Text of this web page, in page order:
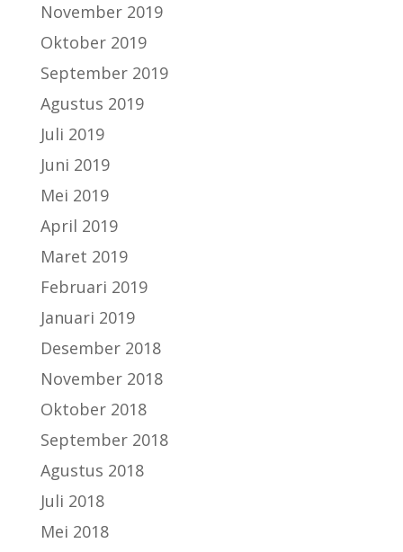
November 2019
Oktober 2019
September 2019
Agustus 2019
Juli 2019
Juni 2019
Mei 2019
April 2019
Maret 2019
Februari 2019
Januari 2019
Desember 2018
November 2018
Oktober 2018
September 2018
Agustus 2018
Juli 2018
Mei 2018